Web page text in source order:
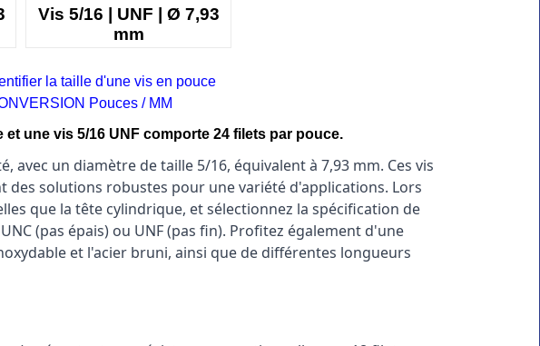
Vis 5/16 | UNF | Ø 7,93
mm
la taille d'une vis en pouce
Pouces / MM
une vis 5/16 UNF comporte 24 filets par pouce.
un diamètre de taille 5/16, équivalent à 7,93 mm. Ces vis
solutions robustes pour une variété d'applications. Lors
que la tête cylindrique, et sélectionnez la spécification de
(pas épais) ou UNF (pas fin). Profitez également d'une
et l'acier bruni, ainsi que de différentes longueurs